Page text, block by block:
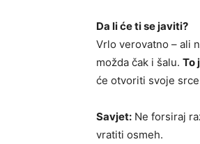
Da li će ti se javiti?
Vrlo verovatno – ali
možda čak i šalu. To
će otvoriti svoje
Savjet: Ne forsiraj
vratiti osmeh.